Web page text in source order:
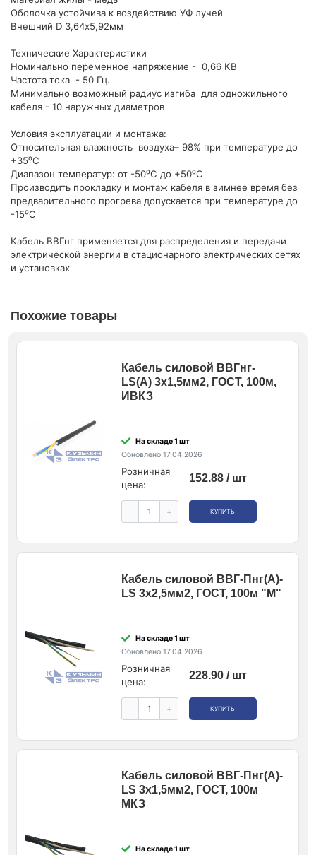
Оболочка устойчива к воздействию УФ лучей
Внешний D 3,64х5,92мм
Технические Характеристики
Номинально переменное напряжение - 0,66 КВ
Частота тока - 50 Гц.
Минимально возможный радиус изгиба для одножильного
кабеля - 10 наружных диаметров
Условия эксплуатации и монтажа:
Относительная влажность воздуха– 98% при температуре до
+35⁰С
Диапазон температур: от -50⁰С до +50⁰С
Производить прокладку и монтаж кабеля в зимнее время без
предварительного прогрева допускается при температуре до
-15⁰С
Кабель ВВГнг применяется для распределения и передачи
электрической энергии в стационарного электрических сетях
и установках
Похожие товары
Кабель силовой ВВГнг-
LS(A) 3х1,5мм2, ГОСТ, 100м,
ИВКЗ
На складе 1 шт
Обновлено 17.04.2026
Розничная
цена:
152.88 / шт
- + КУПИТЬ
Кабель силовой ВВГ-Пнг(A)-
LS 3х2,5мм2, ГОСТ, 100м "М"
На складе 1 шт
Обновлено 17.04.2026
Розничная
цена:
228.90 / шт
- + КУПИТЬ
Кабель силовой ВВГ-Пнг(A)-
LS 3х1,5мм2, ГОСТ, 100м
МКЗ
На складе 1 шт